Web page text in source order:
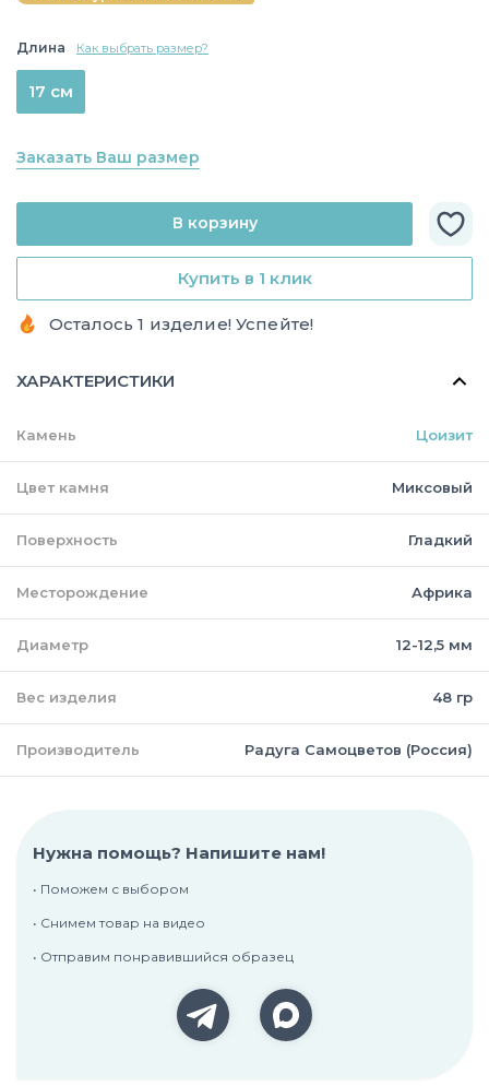
Длина Как выбрать размер?
17 см
Заказать Ваш размер
Купить в 1 клик
В корзину
Осталось 1 изделие! Успейте!
ХАРАКТЕРИСТИКИ
Камень Цоизит
Цвет камня Миксовый
Поверхность Гладкий
Месторождение Африка
Диаметр 12-12,5 мм
Вес изделия 48 гр
Производитель Радуга Самоцветов (Россия)
Нужна помощь? Напишите нам!
• Поможем с выбором
• Снимем товар на видео
• Отправим понравившийся образец